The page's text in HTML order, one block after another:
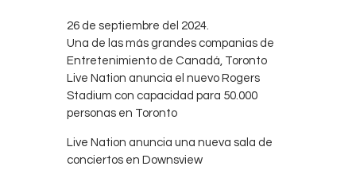
26 de septiembre del 2024.
Una de las más grandes companias de
Entretenimiento de Canadá, Toronto
Live Nation anuncia el nuevo Rogers
Stadium con capacidad para 50.000
personas en Toronto
Live Nation anuncia una nueva sala de
conciertos en Downsview